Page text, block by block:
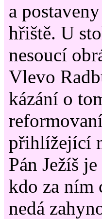
a
hřiště. U
nesoucí
Vlevo
kázání o
přihlížející
Pán Ježíš
kdo za ním
nedá